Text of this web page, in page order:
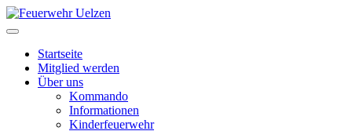
Startseite
Mitglied werden
Über uns
Kommando
Informationen
Kinderfeuerwehr